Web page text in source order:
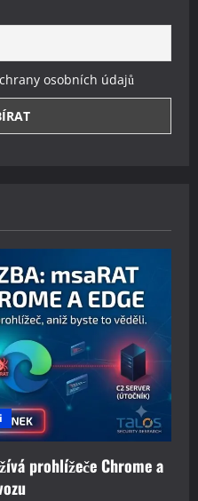
osobních údajů
prohlížeče Chrome a